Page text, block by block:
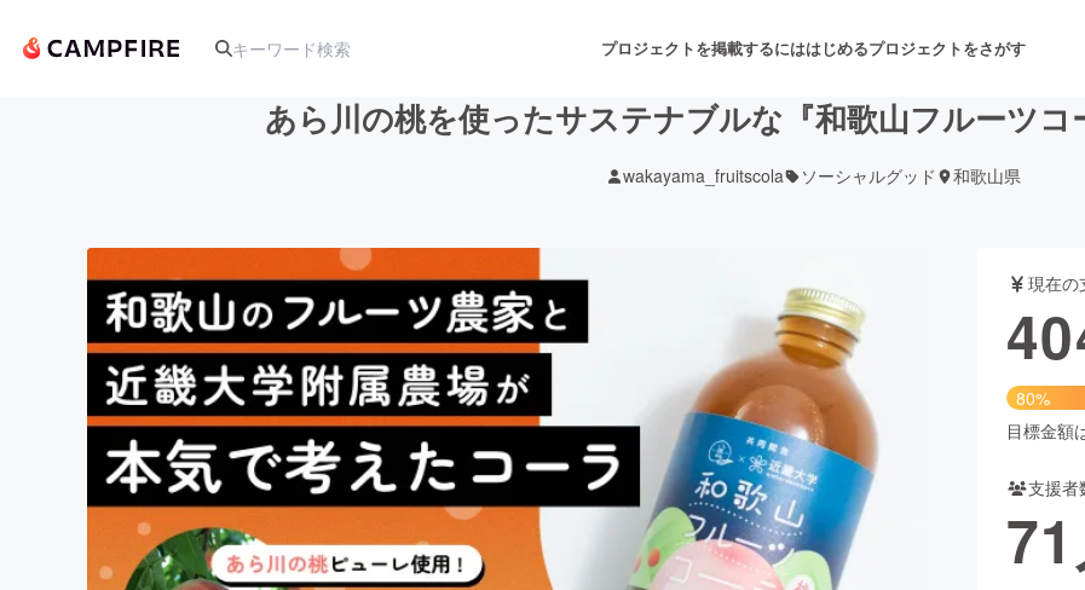
プロジェクトを掲載するにははじめるプロジェクトをさがす
アート・写真 舞台・パフォーマンス
テクノロジー・ガジェット ゲーム・サービス開発
映像・映画 書籍・雑誌出版
ビジネス・起業 チャレンジ ビューティー・ヘルスケ
まちづくり・地域活性化
あら川の桃を使ったサステナブルな『和歌山フルーツコ
wakayama_fruitscola ソーシャルグッド 和歌山県
現在の
80%
目標金額
支援者
71